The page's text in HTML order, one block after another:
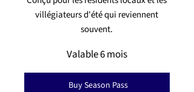
villégiateurs d'été qui reviennent
souvent.
Valable 6 mois
Buy Season Pass